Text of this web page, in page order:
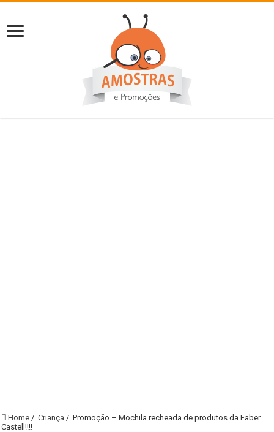
Home / Criança / Promoção – Mochila recheada de produtos da Faber
Castell!!!!